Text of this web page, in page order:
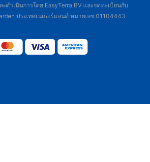
ะดำเนินการโดย EasyTerra BV และจดทะเบียนกับ
ประเทศเนเธอร์แลนด์ หมายเลข 01104443